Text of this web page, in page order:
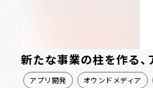
新たな事業の柱を作る、
アプリ開発 オウンドメディア